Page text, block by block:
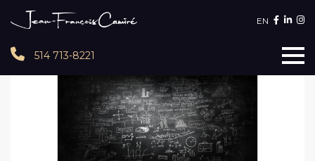
EN
514 713-8221